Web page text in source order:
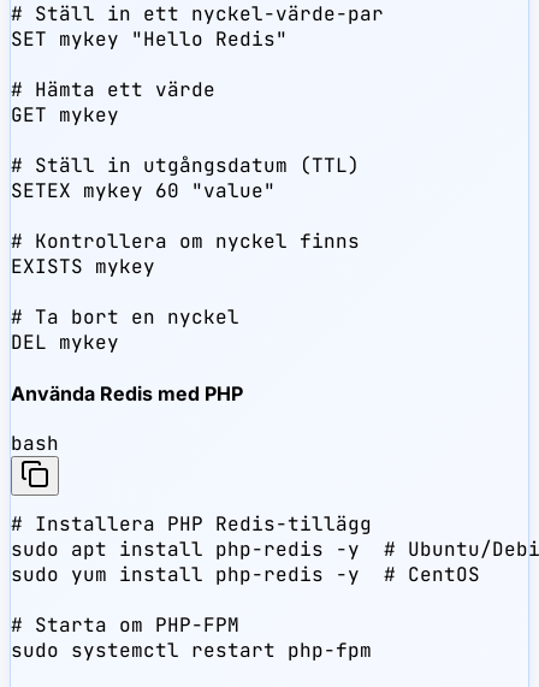
# Ställ in ett nyckel-värde-par
SET mykey "Hello Redis"
# Hämta ett värde
GET mykey
# Ställ in utgångsdatum (TTL)
SETEX mykey 60 "value"
# Kontrollera om nyckel finns
EXISTS mykey
# Ta bort en nyckel
DEL mykey
Använda Redis med PHP
bash
# Installera PHP Redis-tillägg
sudo apt install php-redis -y  # Ubuntu/
sudo yum install php-redis -y  # CentOS
# Starta om PHP-FPM
sudo systemctl restart php-fpm